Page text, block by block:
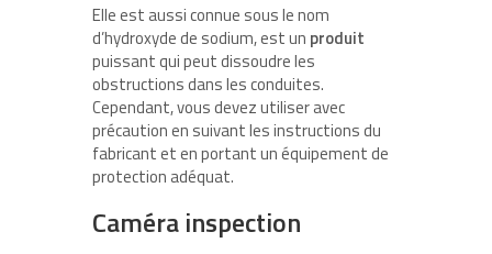
Elle est aussi connue sous le nom
d’hydroxyde de sodium, est un produit
puissant qui peut dissoudre les
obstructions dans les conduites.
Cependant, vous devez utiliser avec
précaution en suivant les instructions du
fabricant et en portant un équipement de
protection adéquat.
Caméra inspection